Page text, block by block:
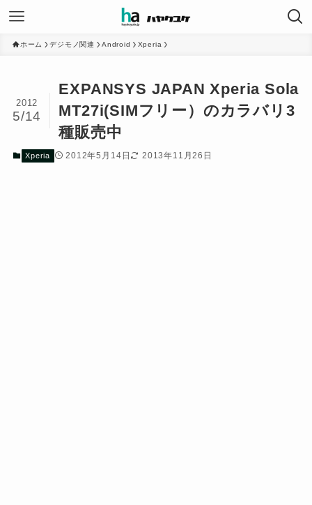
ホーム デジモノ関連 Android Xperia
EXPANSYS JAPAN Xperia Sola
MT27i(SIMフリー）のカラバリ3
種販売中
2012
5/14
Xperia 2012年5月14日 2013年11月26日